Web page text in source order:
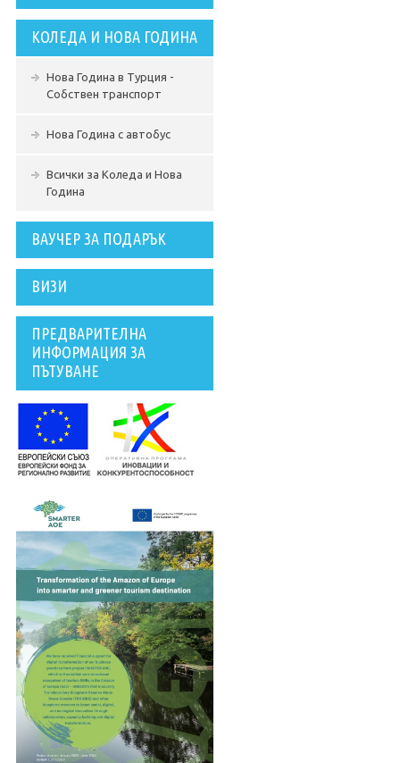
КОЛЕДА И НОВА ГОДИНА
Нова Година в Турция -
Собствен транспорт
Нова Година с автобус
Всички за Коледа и Нова
Година
ВАУЧЕР ЗА ПОДАРЪК
ВИЗИ
ПРЕДВАРИТЕЛНА
ИНФОРМАЦИЯ ЗА
ПЪТУВАНЕ